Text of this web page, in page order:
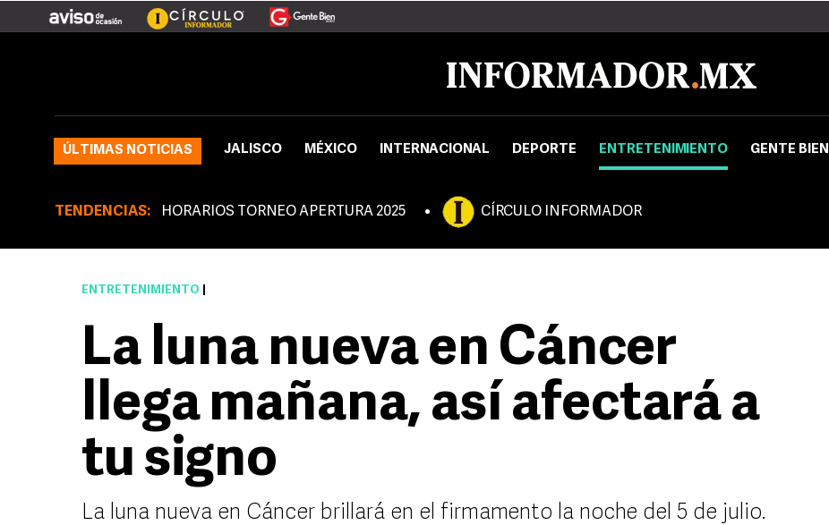
ÚLTIMAS NOTICIAS JALISCO MÉXICO INTERNACIONAL DEPORTE ENTRETENIMIENTO GENTE BIEN
TENDENCIAS: HORARIOS TORNEO APERTURA 2025 CÍRCULO INFORMADOR
ENTRETENIMIENTO
La luna nueva en Cáncer
llega mañana, así afectará a
tu signo
La luna nueva en Cáncer brillará en el firmamento la noche del 5 de julio.